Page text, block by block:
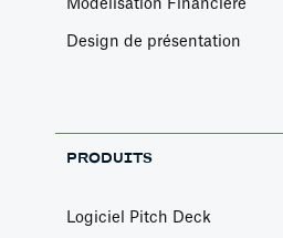
Modélisation Financière
Design de présentation
PRODUITS
Logiciel Pitch Deck